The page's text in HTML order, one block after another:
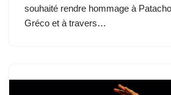
souhaité rendre hommage à
Gréco et à travers…